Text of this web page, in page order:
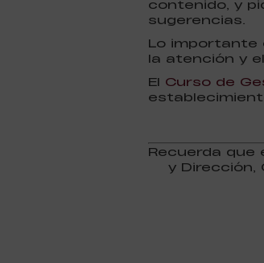
contenido, y
sugerencias.
Lo importante
la atención y
El Curso de
Recuerda que
y Dirección,